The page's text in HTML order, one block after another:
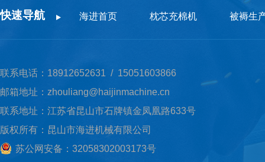
快速导航 海进首页 枕芯充棉机 被褥生
联系电话：18912652631 / 15051603866
邮箱地址：zhouliang@haijinmachine.cn
联系地址：江苏省昆山市石牌镇金凤凰路633号
版权所有：昆山市海进机械有限公司
苏公网安备：32058302003173号